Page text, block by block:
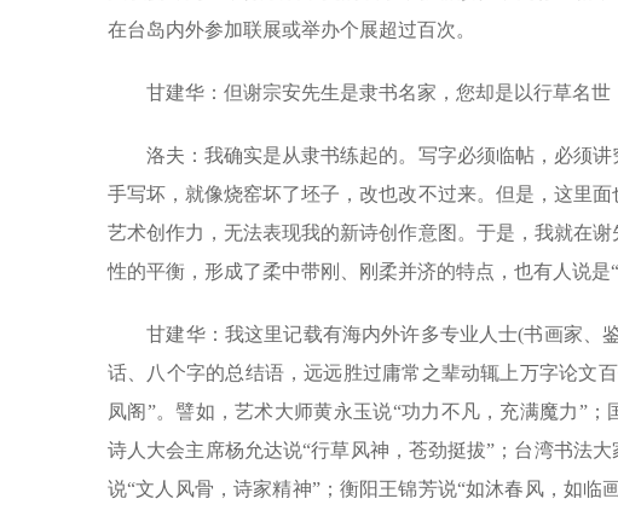
在台岛内外参加联展或举办个展超过百次。
甘建华：但谢宗安先生是隶书名家，您却是以行草名世
洛夫：我确实是从隶书练起的。写字必须临帖，必须讲
手写坏，就像烧窑坏了坯子，改也改不过来。但是，这里
艺术创作力，无法表现我的新诗创作意图。于是，我就在
性的平衡，形成了柔中带刚、刚柔并济的特点，也有人说是
甘建华：我这里记载有海内外许多专业人士(书画家、
话、八个字的总结语，远远胜过庸常之辈动辄上万字论文
凤阁”。譬如，艺术大师黄永玉说“功力不凡，充满魔力”
诗人大会主席杨允达说“行草风神，苍劲挺拔”；台湾书法
说“文人风骨，诗家精神”；衡阳王锦芳说“如沐春风，如临